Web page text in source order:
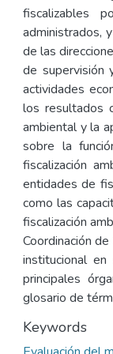
fiscalizables
administrados,
de las
de supervisión
actividades
los resultados
ambiental y la
sobre la
fiscalización
entidades de
como las
fiscalización
Coordinación
institucional
principales
glosario de
Keywords